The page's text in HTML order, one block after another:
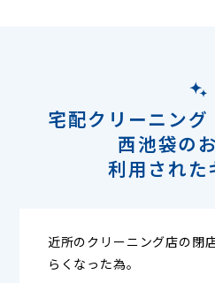
宅配クリーニング
西池袋の
利用された
近所のクリーニング店の閉
らくなった為。